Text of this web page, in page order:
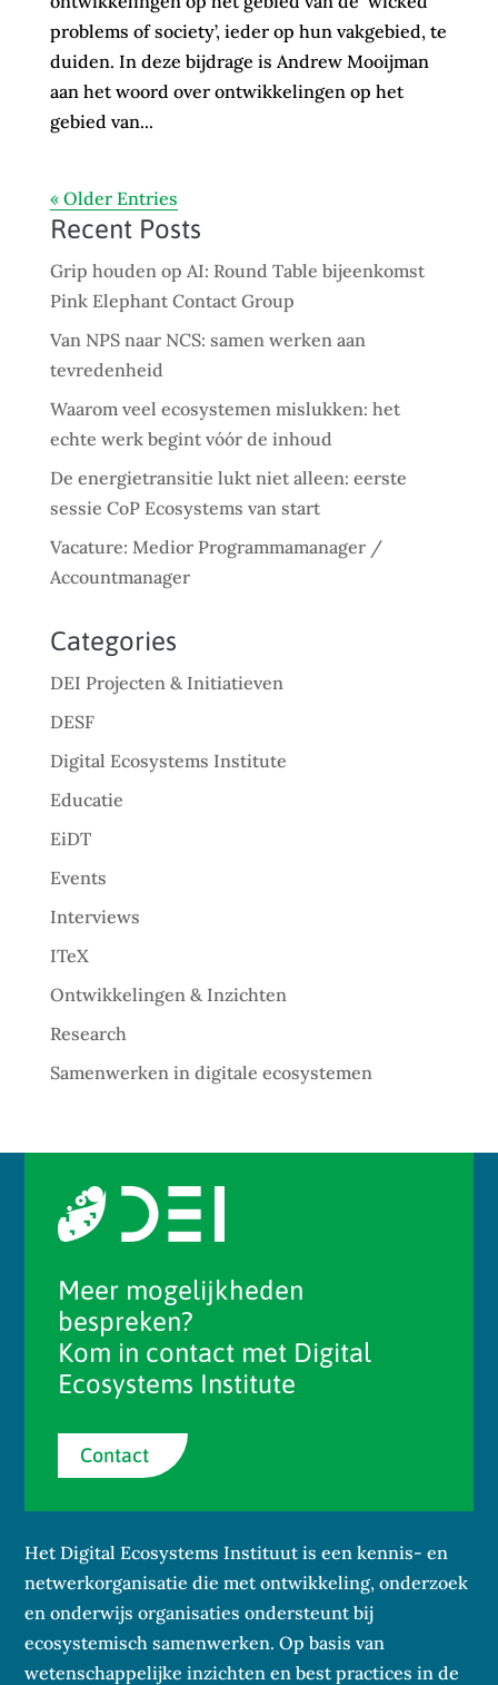
problems of society’, ieder op hun vakgebied, te
duiden. In deze bijdrage is Andrew Mooijman
aan het woord over ontwikkelingen op het
gebied van...
« Older Entries
Recent Posts
Grip houden op AI: Round Table bijeenkomst
Pink Elephant Contact Group
Van NPS naar NCS: samen werken aan
tevredenheid
Waarom veel ecosystemen mislukken: het
echte werk begint vóór de inhoud
De energietransitie lukt niet alleen: eerste
sessie CoP Ecosystems van start
Vacature: Medior Programmamanager /
Accountmanager
Categories
DEI Projecten & Initiatieven
DESF
Digital Ecosystems Institute
Educatie
EiDT
Events
Interviews
ITeX
Ontwikkelingen & Inzichten
Research
Samenwerken in digitale ecosystemen
Meer mogelijkheden
bespreken?
Kom in contact met Digital
Ecosystems Institute
Contact
Het Digital Ecosystems Instituut is een kennis- en
netwerkorganisatie die met ontwikkeling, onderzoek
en onderwijs organisaties ondersteunt bij
ecosystemisch samenwerken. Op basis van
wetenschappelijke inzichten en best practices in de